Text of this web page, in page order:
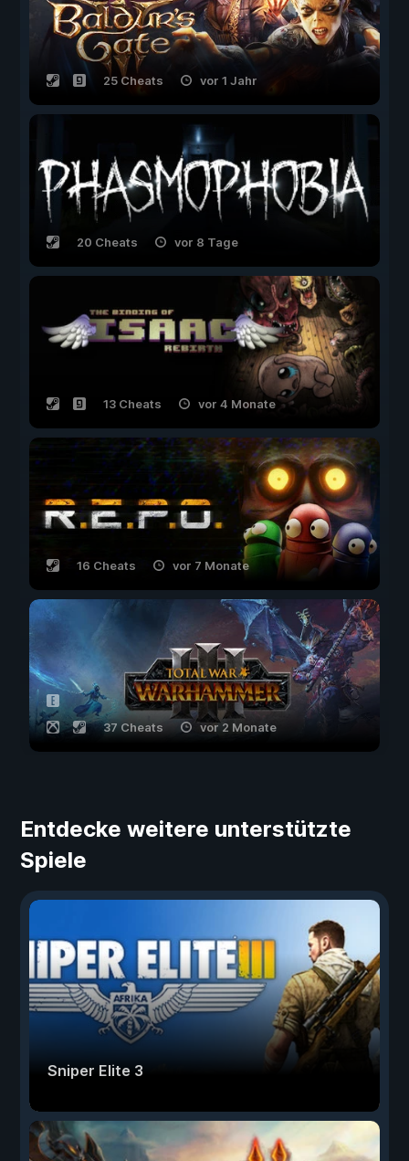
25 Cheats vor 1 Jahr
20 Cheats vor 8 Tage
13 Cheats vor 4 Monate
16 Cheats vor 7 Monate
37 Cheats vor 2 Monate
Entdecke weitere unterstützte
Spiele
Sniper Elite 3